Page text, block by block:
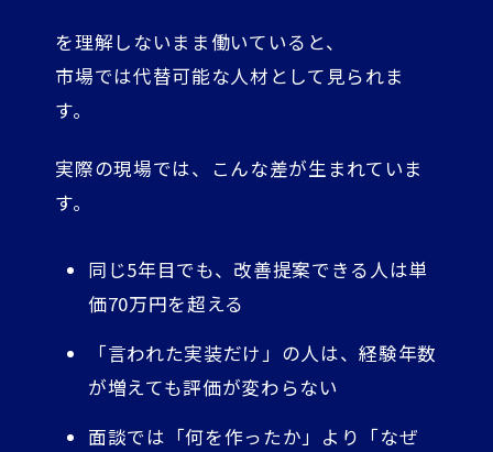
を理解しないまま働いていると、
市場では代替可能な人材として見られま
す。
実際の現場では、こんな差が生まれていま
す。
同じ5年目でも、改善提案できる人は単
価70万円を超える
「言われた実装だけ」の人は、経験年数
が増えても評価が変わらない
面談では「何を作ったか」より「なぜ